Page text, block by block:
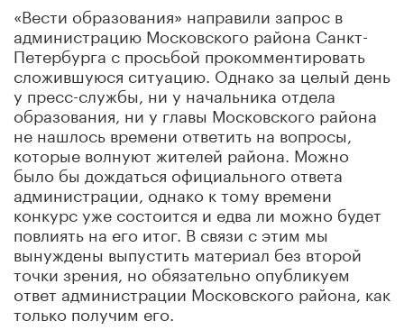
«Вести образования» направили запрос в
администрацию Московского района Санкт-
Петербурга с просьбой прокомментировать
сложившуюся ситуацию. Однако за целый день
у пресс-службы, ни у начальника отдела
образования, ни у главы Московского района
не нашлось времени ответить на вопросы,
которые волнуют жителей района. Можно
было бы дождаться официального ответа
администрации, однако к тому времени
конкурс уже состоится и едва ли можно будет
повлиять на его итог. В связи с этим мы
вынуждены выпустить материал без второй
точки зрения, но обязательно опубликуем
ответ администрации Московского района, как
только получим его.